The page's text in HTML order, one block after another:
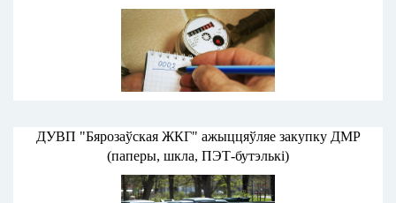
ДУВП "Бярозаўская ЖКГ" ажыццяўляе закупку ДМР
(паперы, шкла, ПЭТ-бутэлькі)